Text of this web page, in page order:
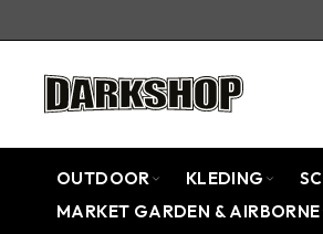
OUTDOOR KLEDING
MARKET GARDEN & AIRBORNE